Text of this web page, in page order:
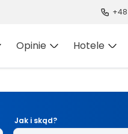
+48
Opinie Hotele
Jak i skąd?